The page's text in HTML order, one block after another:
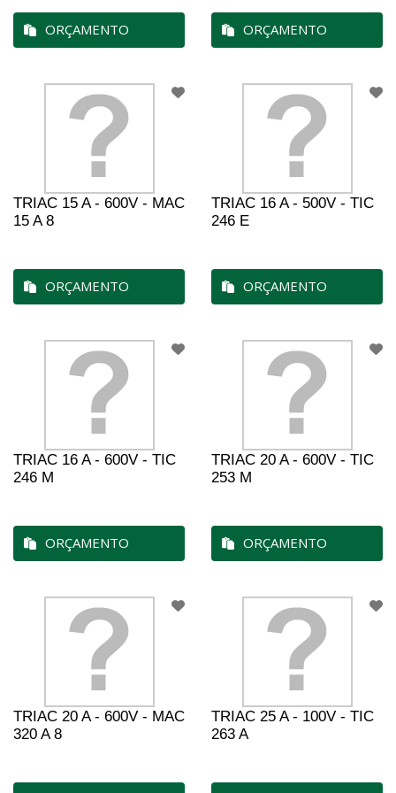
ORÇAMENTO ORÇAMENTO
TRIAC 15 A - 600V - MAC
15 A 8
ORÇAMENTO
TRIAC 16 A - 500V - TIC
246 E
ORÇAMENTO
TRIAC 16 A - 600V - TIC
246 M
ORÇAMENTO
TRIAC 20 A - 600V - TIC
253 M
ORÇAMENTO
TRIAC 20 A - 600V - MAC
320 A 8
TRIAC 25 A - 100V - TIC
263 A